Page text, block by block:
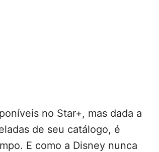
no Star+, mas dada a
de seu catálogo, é
E como a Disney nunca